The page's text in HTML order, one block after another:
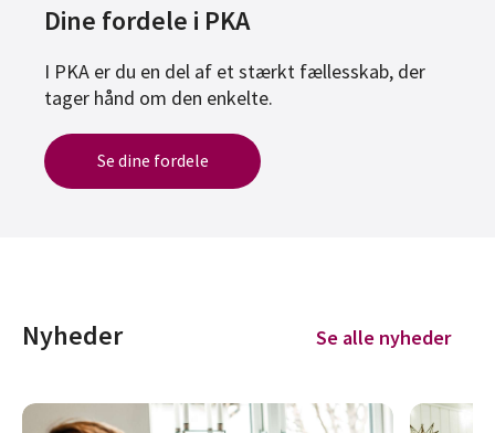
Dine fordele i PKA
I PKA er du en del af et stærkt fællesskab, der
tager hånd om den enkelte.
Se dine fordele
Nyheder Se alle nyheder